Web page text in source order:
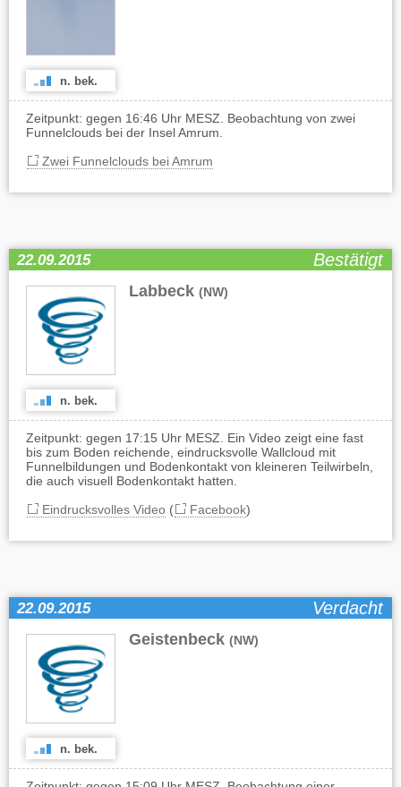
n. bek.
Zeitpunkt: gegen 16:46 Uhr MESZ. Beobachtung von zwei
Funnelclouds bei der Insel Amrum.
Zwei Funnelclouds bei Amrum
22.09.2015 Bestätigt
Labbeck (NW)
n. bek.
Zeitpunkt: gegen 17:15 Uhr MESZ. Ein Video zeigt eine fast
bis zum Boden reichende, eindrucksvolle Wallcloud mit
Funnelbildungen und Bodenkontakt von kleineren Teilwirbeln,
die auch visuell Bodenkontakt hatten.
Eindrucksvolles Video( Facebook)
22.09.2015 Verdacht
Geistenbeck (NW)
n. bek.